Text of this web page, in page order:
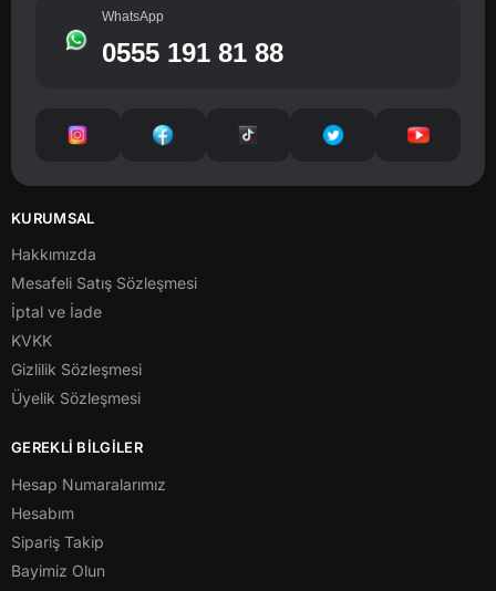
WhatsApp
0555 191 81 88
KURUMSAL
Hakkımızda
Mesafeli Satış Sözleşmesi
İptal ve İade
KVKK
Gizlilik Sözleşmesi
Üyelik Sözleşmesi
GEREKLİ BİLGİLER
Hesap Numaralarımız
Hesabım
Sipariş Takip
Bayimiz Olun